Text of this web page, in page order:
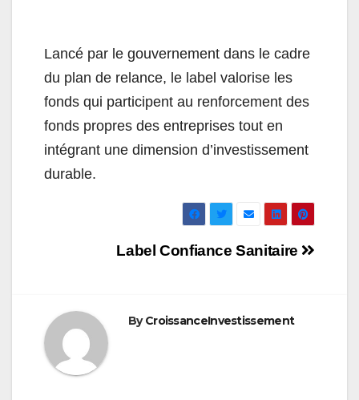
Lancé par le gouvernement dans le cadre
du plan de relance, le label valorise les
fonds qui participent au renforcement des
fonds propres des entreprises tout en
intégrant une dimension d’investissement
durable.
Navigation
l’article
Label Confiance Sanitaire
ByCroissanceInvestissement